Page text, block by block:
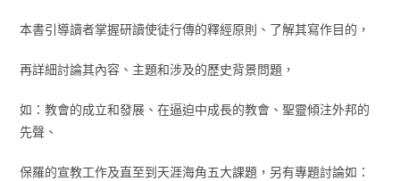
本書引導讀者掌握研讀使徒行傳的釋經原則、了解其寫作目的，
再詳細討論其內容、主題和涉及的歷史背景問題，
如：教會的成立和發展、在逼迫中成長的教會、聖靈傾注外邦的
先聲、
保羅的宣教工作及直至到天涯海角五大課題，另有專題討論如：